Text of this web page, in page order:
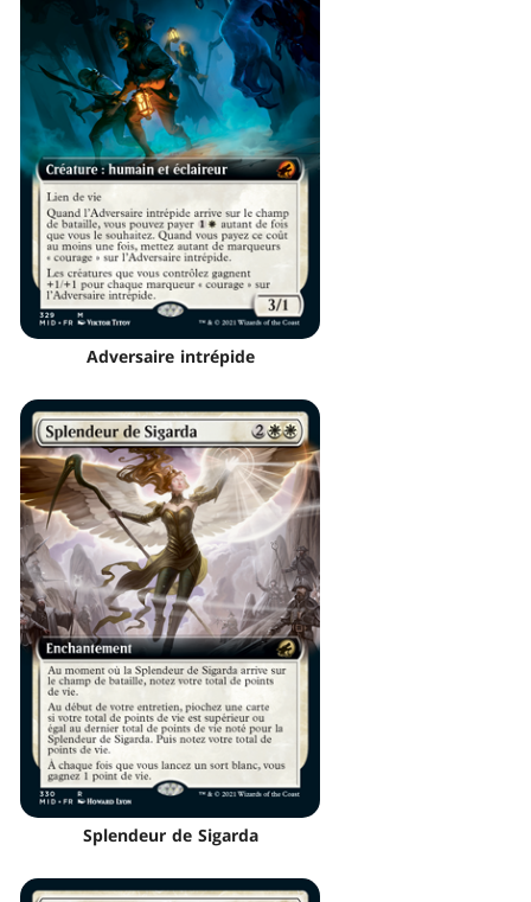
Adversaire intrépide
Splendeur de Sigarda